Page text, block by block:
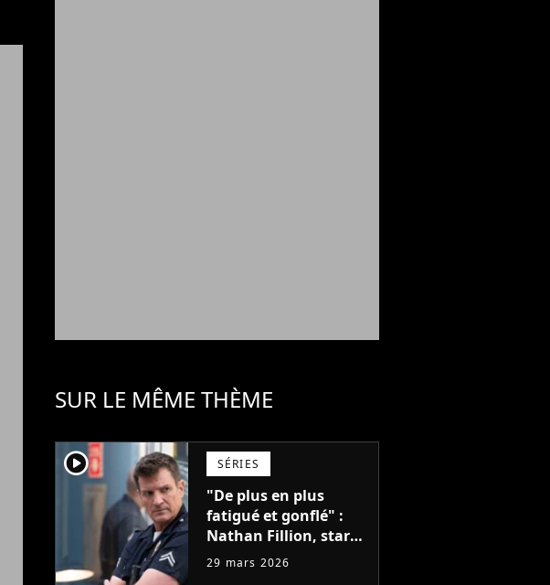
SUR LE MÊME THÈME
player2 SÉRIES
"De plus en plus
fatigué et gonflé" :
Nathan Fillion, star
de The Rookie, a lutté
29 mars 2026